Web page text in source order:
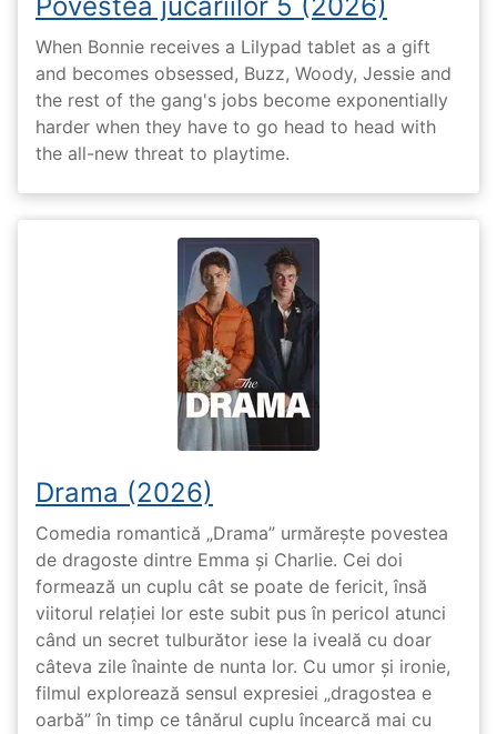
When Bonnie receives a Lilypad tablet as a gift
and becomes obsessed, Buzz, Woody, Jessie and
the rest of the gang's jobs become exponentially
harder when they have to go head to head with
the all-new threat to playtime.
Drama (2026)
Comedia romantică „Drama” urmărește povestea
de dragoste dintre Emma și Charlie. Cei doi
formează un cuplu cât se poate de fericit, însă
viitorul relației lor este subit pus în pericol atunci
când un secret tulburător iese la iveală cu doar
câteva zile înainte de nunta lor. Cu umor și ironie,
filmul explorează sensul expresiei „dragostea e
oarbă” în timp ce tânărul cuplu încearcă mai cu